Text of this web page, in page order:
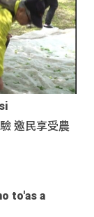
邀民享受農
to'as a